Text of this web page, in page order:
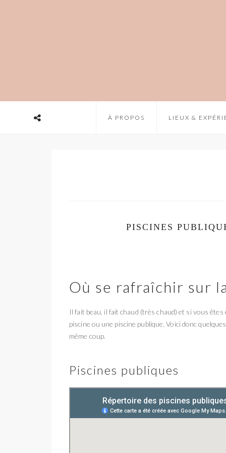
À PROPOS LIEUX &
PISCINES
Où se rafraîchir sur
Il fait beau, il fait chaud (très chaud) et si vous
piscine ou une piscine publique. Voici donc
même coup.
Piscines publiques